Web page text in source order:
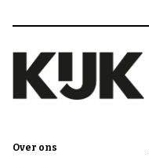
Over ons